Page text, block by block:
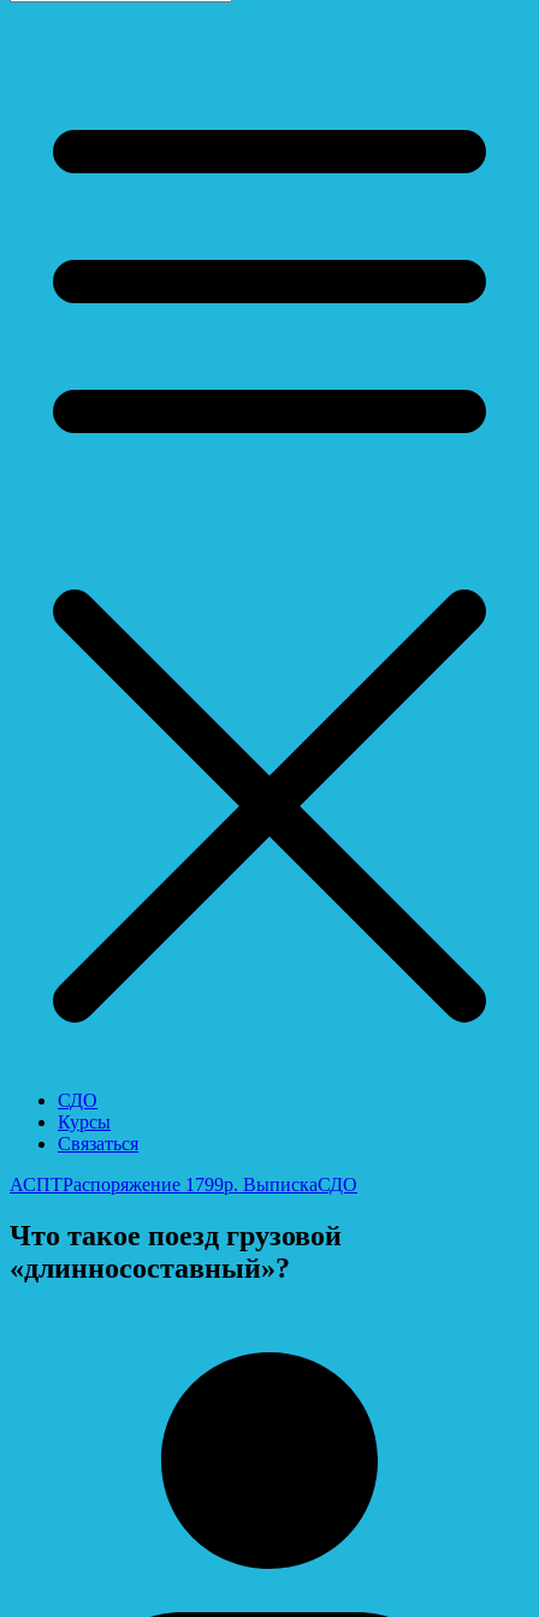
СДО
Курсы
Связаться
АСПТРаспоряжение 1799р. ВыпискаСДО
Что такое поезд грузовой
«длинносоставный»?